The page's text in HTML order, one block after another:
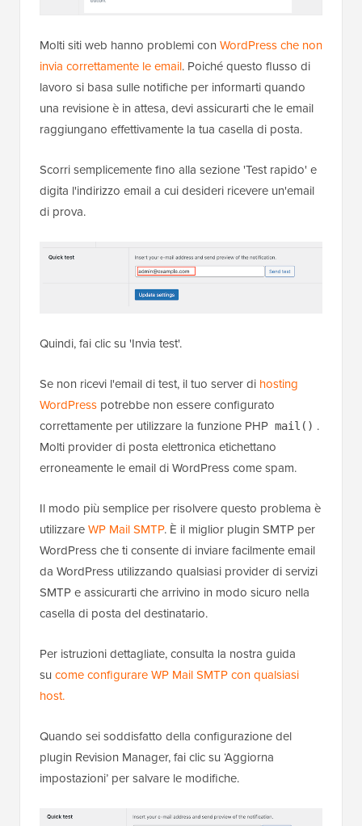
Molti siti web hanno problemi con WordPress che non
invia correttamente le email. Poiché questo flusso di
lavoro si basa sulle notifiche per informarti quando
una revisione è in attesa, devi assicurarti che le email
raggiungano effettivamente la tua casella di posta.
Scorri semplicemente fino alla sezione 'Test rapido' e
digita l'indirizzo email a cui desideri ricevere un'email
di prova.
Quindi, fai clic su 'Invia test'.
Se non ricevi l'email di test, il tuo server di hosting
WordPress potrebbe non essere configurato
correttamente per utilizzare la funzione PHP mail() .
Molti provider di posta elettronica etichettano
erroneamente le email di WordPress come spam.
Il modo più semplice per risolvere questo problema è
utilizzareWP Mail SMTP. È il miglior plugin SMTP per
WordPress che ti consente di inviare facilmente email
da WordPress utilizzando qualsiasi provider di servizi
SMTP e assicurarti che arrivino in modo sicuro nella
casella di posta del destinatario.
Per istruzioni dettagliate, consulta la nostra guida
su come configurare WP Mail SMTP con qualsiasi
host.
Quando sei soddisfatto della configurazione del
plugin Revision Manager, fai clic su ‘Aggiorna
impostazioni’ per salvare le modifiche.